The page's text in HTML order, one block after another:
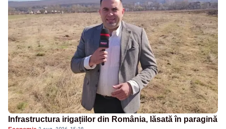
Infrastructura irigațiilor din România, lăsată în paragină